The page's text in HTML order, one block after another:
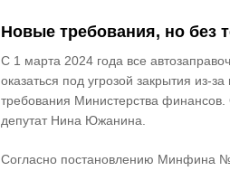
Новые требования, но без
С 1 марта 2024 года все
оказаться под угрозой закрытия из-
требования Министерства
депутат Нина Южанина
Согласно постановлению Минфина